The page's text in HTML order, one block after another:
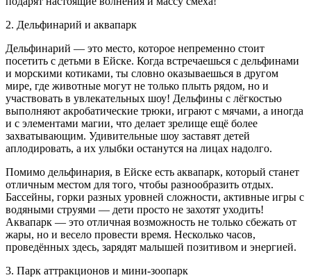
2. Дельфинарий и аквапарк
Дельфинарий — это место, которое непременно стоит
посетить с детьми в Ейске. Когда встречаешься с дельфинами
и морскими котиками, ты словно оказываешься в другом
мире, где животные могут не только плыть рядом, но и
участвовать в увлекательных шоу! Дельфины с лёгкостью
выполняют акробатические трюки, играют с мячами, а иногда
и с элементами магии, что делает зрелище ещё более
захватывающим. Удивительные шоу заставят детей
аплодировать, а их улыбки останутся на лицах надолго.
Помимо дельфинария, в Ейске есть аквапарк, который станет
отличным местом для того, чтобы разнообразить отдых.
Бассейны, горки разных уровней сложности, активные игры с
водяными струями — дети просто не захотят уходить!
Аквапарк — это отличная возможность не только сбежать от
жары, но и весело провести время. Несколько часов,
проведённых здесь, зарядят малышей позитивом и энергией.
3. Парк аттракционов и мини-зоопарк